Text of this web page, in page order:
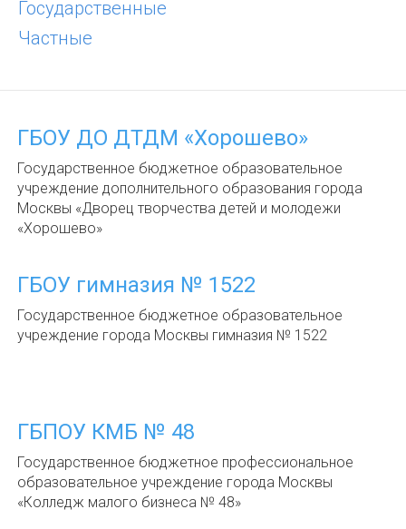
Государственные
Частные
ГБОУ ДО ДТДМ «Хорошево»
Государственное бюджетное образовательное
учреждение дополнительного образования города
Москвы «Дворец творчества детей и молодежи
«Хорошево»
ГБОУ гимназия № 1522
Государственное бюджетное образовательное
учреждение города Москвы гимназия № 1522
ГБПОУ КМБ № 48
Государственное бюджетное профессиональное
образовательное учреждение города Москвы
«Колледж малого бизнеса № 48»